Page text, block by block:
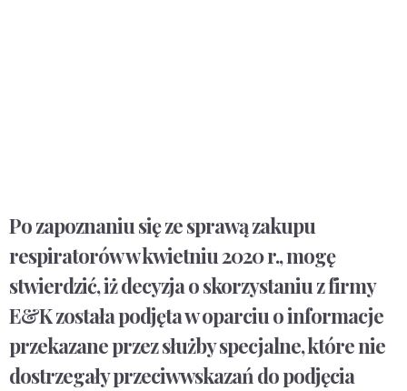
Po zapoznaniu się ze sprawą zakupu
respiratorów w kwietniu 2020 r., mogę
stwierdzić, iż decyzja o skorzystaniu z firmy
E&K została podjęta w oparciu o informacje
przekazane przez służby specjalne, które nie
dostrzegały przeciwwskazań do podjęcia